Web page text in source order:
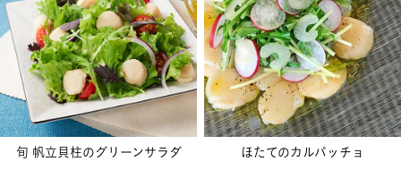
旬 帆立貝柱のグリーンサラダ ほたてのカルパッチョ